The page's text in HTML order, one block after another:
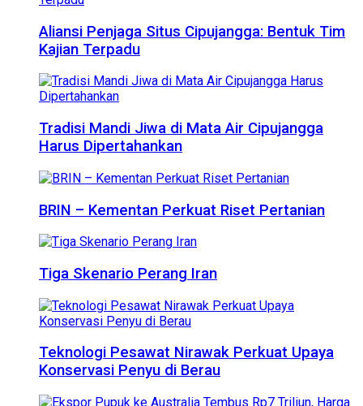
Aliansi Penjaga Situs Cipujangga: Bentuk Tim
Kajian Terpadu
Tradisi Mandi Jiwa di Mata Air Cipujangga
Harus Dipertahankan
BRIN – Kementan Perkuat Riset Pertanian
Tiga Skenario Perang Iran
Teknologi Pesawat Nirawak Perkuat Upaya
Konservasi Penyu di Berau